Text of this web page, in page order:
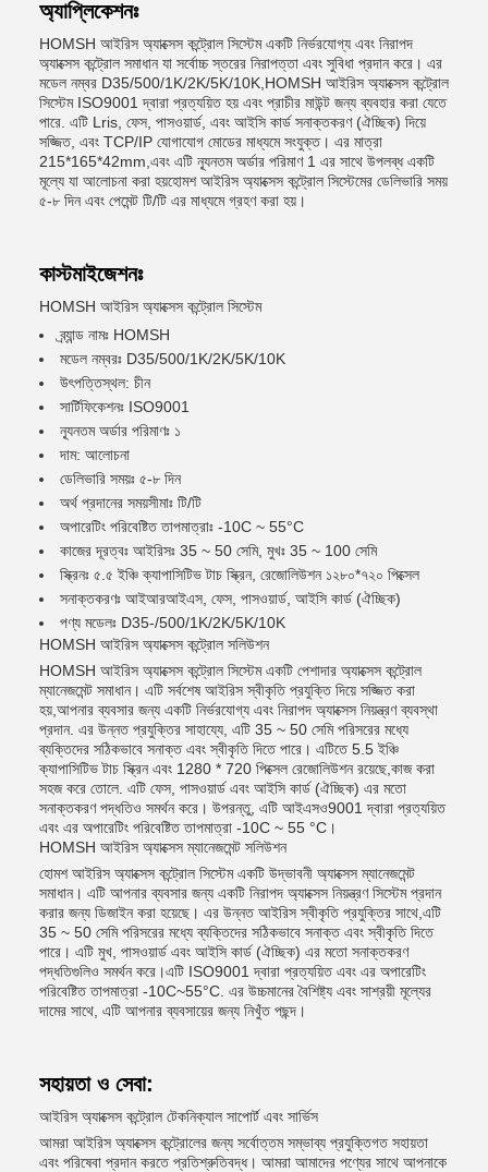
অ্যাপ্লিকেশনঃ
HOMSH আইরিস অ্যাক্সেস কন্ট্রোল সিস্টেম একটি নির্ভরযোগ্য এবং নিরাপদ
অ্যাক্সেস কন্ট্রোল সমাধান যা সর্বোচ্চ স্তরের নিরাপত্তা এবং সুবিধা প্রদান করে। এর
মডেল নম্বর D35/500/1K/2K/5K/10K,HOMSH আইরিস অ্যাক্সেস কন্ট্রোল
সিস্টেম ISO9001 দ্বারা প্রত্যয়িত হয় এবং প্রাচীর মাউন্ট জন্য ব্যবহার করা যেতে
পারে. এটি Lris, ফেস, পাসওয়ার্ড, এবং আইসি কার্ড সনাক্তকরণ (ঐচ্ছিক) দিয়ে
সজ্জিত, এবং TCP/IP যোগাযোগ মোডের মাধ্যমে সংযুক্ত। এর মাত্রা
215*165*42mm,এবং এটি ন্যূনতম অর্ডার পরিমাণ 1 এর সাথে উপলব্ধ একটি
মূল্যে যা আলোচনা করা হয়হোমশ আইরিস অ্যাক্সেস কন্ট্রোল সিস্টেমের ডেলিভারি সময়
৫-৮ দিন এবং পেমেন্ট টি/টি এর মাধ্যমে গ্রহণ করা হয়।
কাস্টমাইজেশনঃ
HOMSH আইরিস অ্যাক্সেস কন্ট্রোল সিস্টেম
ব্র্যান্ড নামঃ HOMSH
মডেল নম্বরঃ D35/500/1K/2K/5K/10K
উৎপত্তিস্থল: চীন
সার্টিফিকেশনঃ ISO9001
ন্যূনতম অর্ডার পরিমাণঃ ১
দাম: আলোচনা
ডেলিভারি সময়ঃ ৫-৮ দিন
অর্থ প্রদানের সময়সীমাঃ টি/টি
অপারেটিং পরিবেষ্টিত তাপমাত্রাঃ -10C ~ 55°C
কাজের দূরত্বঃ আইরিসঃ 35 ~ 50 সেমি, মুখঃ 35 ~ 100 সেমি
স্ক্রিনঃ ৫.৫ ইঞ্চি ক্যাপাসিটিভ টাচ স্ক্রিন, রেজোলিউশন ১২৮০*৭২০ পিক্সেল
সনাক্তকরণঃ আইআরআইএস, ফেস, পাসওয়ার্ড, আইসি কার্ড (ঐচ্ছিক)
পণ্য মডেলঃ D35-/500/1K/2K/5K/10K
HOMSH আইরিস অ্যাক্সেস কন্ট্রোল সলিউশন
HOMSH আইরিস অ্যাক্সেস কন্ট্রোল সিস্টেম একটি পেশাদার অ্যাক্সেস কন্ট্রোল
ম্যানেজমেন্ট সমাধান। এটি সর্বশেষ আইরিস স্বীকৃতি প্রযুক্তি দিয়ে সজ্জিত করা
হয়,আপনার ব্যবসার জন্য একটি নির্ভরযোগ্য এবং নিরাপদ অ্যাক্সেস নিয়ন্ত্রণ ব্যবস্থা
প্রদান. এর উন্নত প্রযুক্তির সাহায্যে, এটি 35 ~ 50 সেমি পরিসরের মধ্যে
ব্যক্তিদের সঠিকভাবে সনাক্ত এবং স্বীকৃতি দিতে পারে। এটিতে 5.5 ইঞ্চি
ক্যাপাসিটিভ টাচ স্ক্রিন এবং 1280 * 720 পিক্সেল রেজোলিউশন রয়েছে,কাজ করা
সহজ করে তোলে. এটি ফেস, পাসওয়ার্ড এবং আইসি কার্ড (ঐচ্ছিক) এর মতো
সনাক্তকরণ পদ্ধতিও সমর্থন করে। উপরন্তু, এটি আইএসও9001 দ্বারা প্রত্যয়িত
এবং এর অপারেটিং পরিবেষ্টিত তাপমাত্রা -10C ~ 55 °C।
HOMSH আইরিস অ্যাক্সেস ম্যানেজমেন্ট সলিউশন
হোমশ আইরিস অ্যাক্সেস কন্ট্রোল সিস্টেম একটি উদ্ভাবনী অ্যাক্সেস ম্যানেজমেন্ট
সমাধান। এটি আপনার ব্যবসার জন্য একটি নিরাপদ অ্যাক্সেস নিয়ন্ত্রণ সিস্টেম প্রদান
করার জন্য ডিজাইন করা হয়েছে। এর উন্নত আইরিস স্বীকৃতি প্রযুক্তির সাথে,এটি
35 ~ 50 সেমি পরিসরের মধ্যে ব্যক্তিদের সঠিকভাবে সনাক্ত এবং স্বীকৃতি দিতে
পারে। এটি মুখ, পাসওয়ার্ড এবং আইসি কার্ড (ঐচ্ছিক) এর মতো সনাক্তকরণ
পদ্ধতিগুলিও সমর্থন করে।এটি ISO9001 দ্বারা প্রত্যয়িত এবং এর অপারেটিং
পরিবেষ্টিত তাপমাত্রা -10C~55°C. এর উচ্চমানের বৈশিষ্ট্য এবং সাশ্রয়ী মূল্যের
দামের সাথে, এটি আপনার ব্যবসায়ের জন্য নিখুঁত পছন্দ।
সহায়তা ও সেবা:
আইরিস অ্যাক্সেস কন্ট্রোল টেকনিক্যাল সাপোর্ট এবং সার্ভিস
আমরা আইরিস অ্যাক্সেস কন্ট্রোলের জন্য সর্বোত্তম সম্ভাব্য প্রযুক্তিগত সহায়তা
এবং পরিষেবা প্রদান করতে প্রতিশ্রুতিবদ্ধ। আমরা আমাদের পণ্যের সাথে আপনাকে